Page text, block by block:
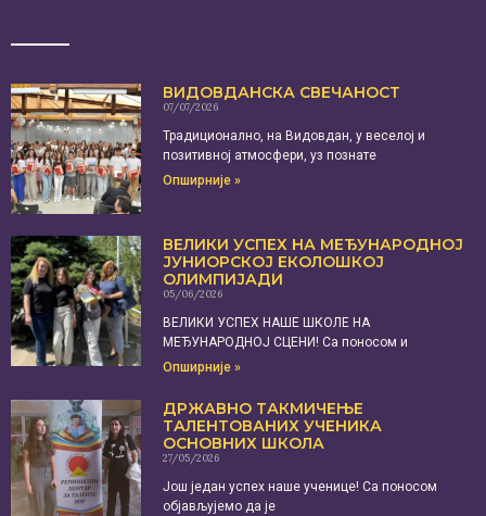
ВИДОВДАНСКА СВЕЧАНОСТ
07/07/2026
Традиционално, на Видовдан, у веселој и
позитивној атмосфери, уз познате
Опширније »
ВЕЛИКИ УСПЕХ НА МЕЂУНАРОДНОЈ
ЈУНИОРСКОЈ ЕКОЛОШКОЈ
ОЛИМПИЈАДИ
05/06/2026
ВЕЛИКИ УСПЕХ НАШЕ ШКОЛЕ НА
МЕЂУНАРОДНОЈ СЦЕНИ! Са поносом и
Опширније »
ДРЖАВНО ТАКМИЧЕЊЕ
ТАЛЕНТОВАНИХ УЧЕНИКА
ОСНОВНИХ ШКОЛА
27/05/2026
Још један успех наше ученице! Са поносом
објављујемо да је